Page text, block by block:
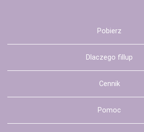
Pobierz
Dlaczego fillup
Cennik
Pomoc